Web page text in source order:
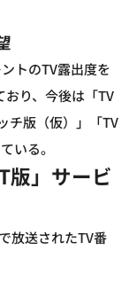
トのTV露出度を
り、今後は「TV
チ版（仮）」「TV
いる。
版」サービ
放送されたTV番